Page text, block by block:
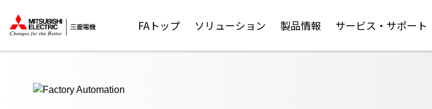
FAトップ ソリューション 製品情報 サービス・サポート